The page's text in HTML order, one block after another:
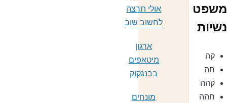
קה
חה
קהה
חהה
אולי תרצה
לחשוב שוב
ארגון
מיטאפים
בבנגקוק
מונחים